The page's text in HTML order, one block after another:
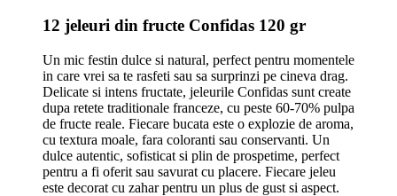
12 jeleuri din fructe Confidas 120 gr
Un mic festin dulce si natural, perfect pentru momentele
in care vrei sa te rasfeti sau sa surprinzi pe cineva drag.
Delicate si intens fructate, jeleurile Confidas sunt create
dupa retete traditionale franceze, cu peste 60-70% pulpa
de fructe reale. Fiecare bucata este o explozie de aroma,
cu textura moale, fara coloranti sau conservanti. Un
dulce autentic, sofisticat si plin de prospetime, perfect
pentru a fi oferit sau savurat cu placere. Fiecare jeleu
este decorat cu zahar pentru un plus de gust si aspect.